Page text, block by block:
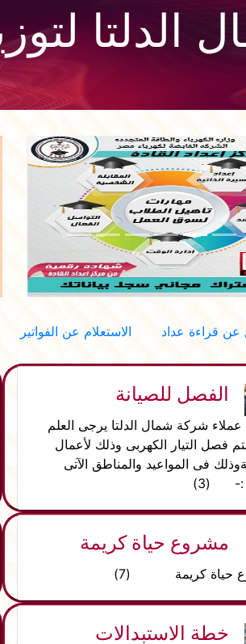
عن قراءة عداد الاستعلام عن الفواتير
الفصل للصيانة
عملاء شركة شمال الدلتا يرجى العلم
فصل التيار الكهربى وذلك لأعمال
فى المواعيد والمناطق الآتى
:- (3)
مشروع حياة كريمة
حياة كريمة (7)
خطة الاستبدالات